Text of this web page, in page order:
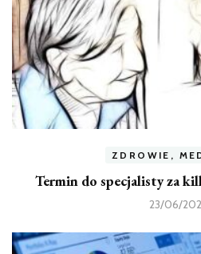
ZDROWIE,
Termin do specjalisty za
23/06/